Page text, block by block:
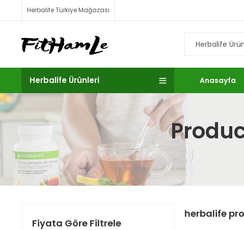
Herbalife Türkiye Mağazası
Herbalife Ürünleri Anasayfa
herbalife
Fiyata Göre Filtrele